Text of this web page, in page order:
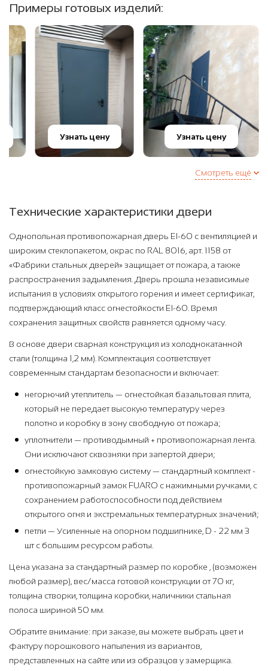
Примеры готовых изделий:
Узнать цену Узнать цену
Смотреть ещё
Технические характеристики двери
Однопольная противопожарная дверь EI-60 с вентиляцией и
широким стеклопакетом, окрас по RAL 8016, арт. 1158 от
«Фабрики стальных дверей» защищает от пожара, а также
распространения задымления. Дверь прошла независимые
испытания в условиях открытого горения и имеет сертификат,
подтверждающий класс огнестойкости EI-60. Время
сохранения защитных свойств равняется одному часу.
В основе двери сварная конструкция из холоднокатанной
стали (толщина 1,2 мм). Комплектация соответствует
современным стандартам безопасности и включает:
негорючий утеплитель — огнестойкая базальтовая плита,
который не передает высокую температуру через
полотно и коробку в зону свободную от пожара;
уплотнители — противодымный + противопожарная лента.
Они исключают сквозняки при запертой двери;
огнестойкую замковую систему — стандартный комплект -
противопожарный замок FUARO с нажимными ручками, с
сохранением работоспособности под действием
открытого огня и экстремальных температурных значений;
петли — Усиленные на опорном подшипнике, D - 22 мм 3
шт с большим ресурсом работы.
Цена указана за стандартный размер по коробке , (возможен
любой размер), вес/масса готовой конструкции от 70 кг,
толщина створки, толщина коробки, наличники стальная
полоса шириной 50 мм.
Обратите внимание: при заказе, вы можете выбрать цвет и
фактуру порошкового напыления из вариантов,
представленных на сайте или из образцов у замерщика.